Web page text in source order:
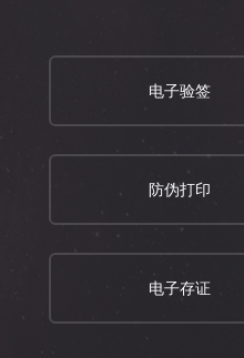
电子验签
防伪打印
电子存证